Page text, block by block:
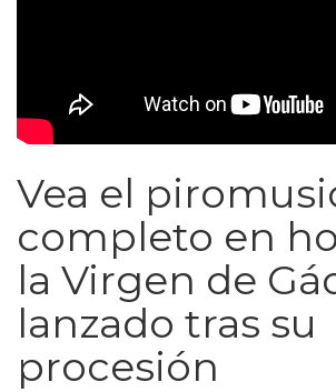
Vea el
completo en
la Virgen de
lanzado tras su
procesión